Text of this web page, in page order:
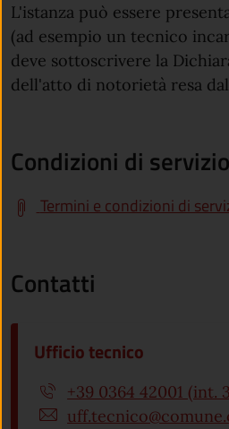
L'istanza può essere
(ad esempio un tecnico
deve sottoscrivere la
dell'atto di notorietà resa
Condizioni di servizio
Termini e condizioni di
Contatti
Ufficio tecnico
+39 0364 42001 (int.